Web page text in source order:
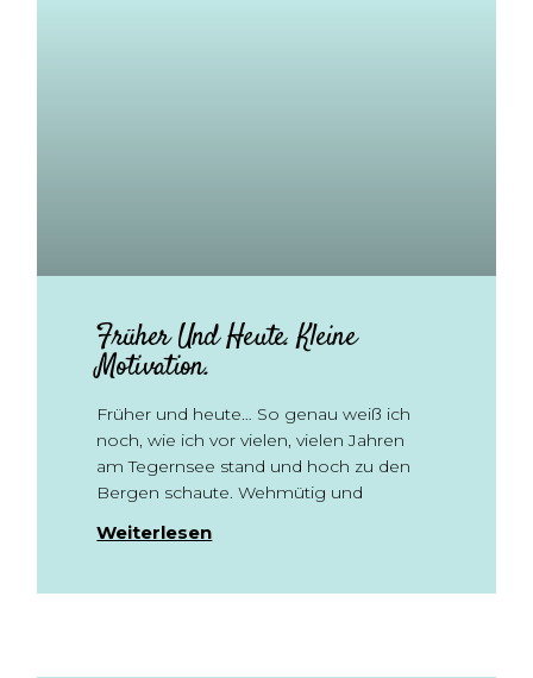
Früher Und Heute. Kleine
Motivation.
Früher und heute… So genau weiß ich
noch, wie ich vor vielen, vielen Jahren
am Tegernsee stand und hoch zu den
Bergen schaute. Wehmütig und
Weiterlesen